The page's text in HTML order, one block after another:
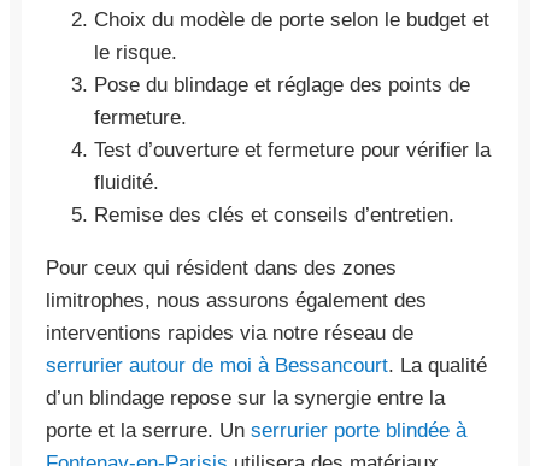
Choix du modèle de porte selon le budget et
le risque.
Pose du blindage et réglage des points de
fermeture.
Test d’ouverture et fermeture pour vérifier la
fluidité.
Remise des clés et conseils d’entretien.
Pour ceux qui résident dans des zones
limitrophes, nous assurons également des
interventions rapides via notre réseau de
serrurier autour de moi à Bessancourt. La qualité
d’un blindage repose sur la synergie entre la
porte et la serrure. Un serrurier porte blindée à